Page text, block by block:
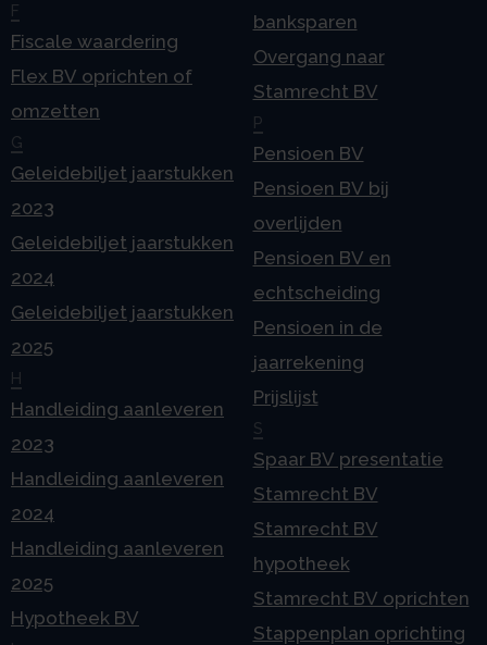
F
Fiscale waardering
Flex BV oprichten of
omzetten
G
Geleidebiljet jaarstukken
2023
Geleidebiljet jaarstukken
2024
Geleidebiljet jaarstukken
2025
H
Handleiding aanleveren
2023
Handleiding aanleveren
2024
Handleiding aanleveren
2025
Hypotheek BV
banksparen
Overgang naar
Stamrecht BV
P
Pensioen BV
Pensioen BV bij
overlijden
Pensioen BV en
echtscheiding
Pensioen in de
jaarrekening
Prijslijst
S
Spaar BV presentatie
Stamrecht BV
Stamrecht BV
hypotheek
Stamrecht BV oprichten
Stappenplan oprichting